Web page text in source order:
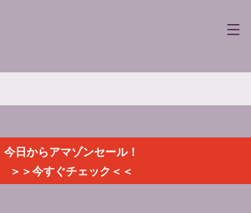
今日からアマゾンセール！
＞＞今すぐチェック＜＜